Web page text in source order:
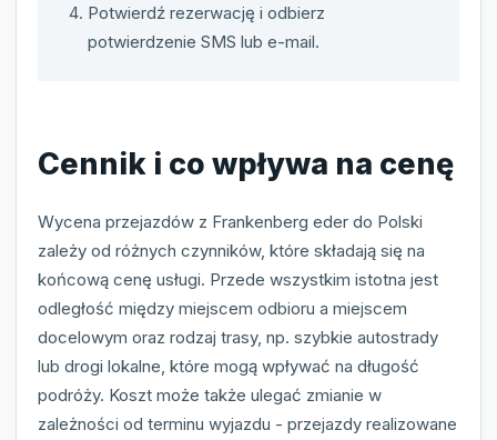
Potwierdź rezerwację i odbierz
potwierdzenie SMS lub e-mail.
Cennik i co wpływa na cenę
Wycena przejazdów z Frankenberg eder do Polski
zależy od różnych czynników, które składają się na
końcową cenę usługi. Przede wszystkim istotna jest
odległość między miejscem odbioru a miejscem
docelowym oraz rodzaj trasy, np. szybkie autostrady
lub drogi lokalne, które mogą wpływać na długość
podróży. Koszt może także ulegać zmianie w
zależności od terminu wyjazdu - przejazdy realizowane